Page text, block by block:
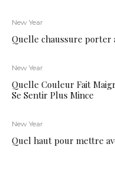
New Year
Quelle chaussure porter
New Year
Quelle Couleur Fait
Se Sentir Plus Mince
New Year
Quel haut pour mettre